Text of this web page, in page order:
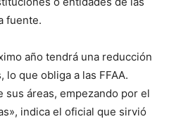
fuente.
año tendrá una reducción
que obliga a las FFAA.
sus áreas, empezando por el
indica el oficial que sirvió